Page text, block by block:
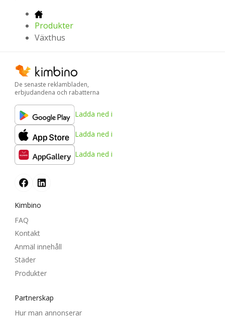
Produkter
Växthus
De senaste reklambladen,
erbjudandena och rabatterna
Ladda ned i
Ladda ned i
Ladda ned i
Kimbino
FAQ
Kontakt
Anmäl innehåll
Städer
Produkter
Partnerskap
Hur man annonserar